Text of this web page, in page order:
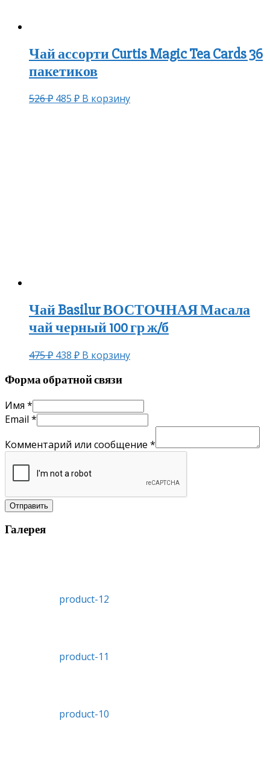
Чай ассорти Curtis Magic Tea Cards 36
пакетиков
526₽ 485 ₽ В корзину
Чай Basilur ВОСТОЧНАЯ Масала
чай черный 100 гр ж/б
475₽ 438 ₽ В корзину
Форма обратной связи
Имя *
Email *
Комментарий или сообщение *
Отправить
Галерея
product-12
product-11
product-10